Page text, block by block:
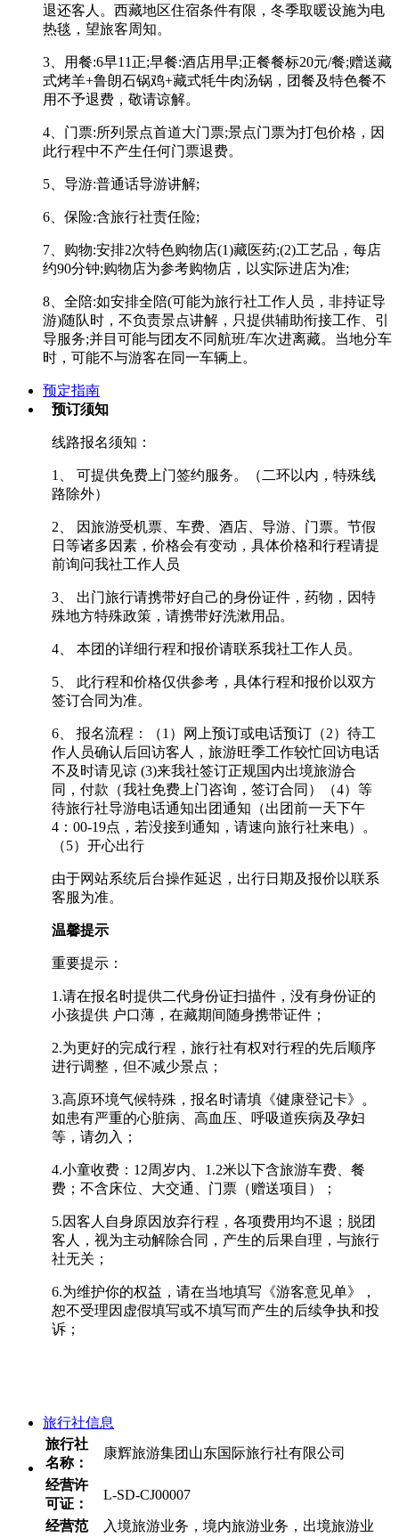
退还客人。西藏地区住宿条件有限，冬季取暖设施为电
热毯，望旅客周知。
3、用餐:6早11正;早餐:酒店用早;正餐餐标20元/餐;赠送藏
式烤羊+鲁朗石锅鸡+藏式牦牛肉汤锅，团餐及特色餐不
用不予退费，敬请谅解。
4、门票:所列景点首道大门票;景点门票为打包价格，因
此行程中不产生任何门票退费。
5、导游:普通话导游讲解;
6、保险:含旅行社责任险;
7、购物:安排2次特色购物店(1)藏医药;(2)工艺品，每店
约90分钟;购物店为参考购物店，以实际进店为准;
8、全陪:如安排全陪(可能为旅行社工作人员，非持证导
游)随队时，不负责景点讲解，只提供辅助衔接工作、引
导服务;并目可能与团友不同航班/车次进离藏。当地分车
时，可能不与游客在同一车辆上。
预定指南
预订须知
线路报名须知：
1、 可提供免费上门签约服务。（二环以内，特殊线
路除外）
2、 因旅游受机票、车费、酒店、导游、门票。节假
日等诸多因素，价格会有变动，具体价格和行程请提
前询问我社工作人员
3、 出门旅行请携带好自己的身份证件，药物，因特
殊地方特殊政策，请携带好洗漱用品。
4、 本团的详细行程和报价请联系我社工作人员。
5、 此行程和价格仅供参考，具体行程和报价以双方
签订合同为准。
6、 报名流程：（1）网上预订或电话预订（2）待工
作人员确认后回访客人，旅游旺季工作较忙回访电话
不及时请见谅 (3)来我社签订正规国内出境旅游合
同，付款（我社免费上门咨询，签订合同）（4）等
待旅行社导游电话通知出团通知（出团前一天下午
4：00-19点，若没接到通知，请速向旅行社来电）。
（5）开心出行
由于网站系统后台操作延迟，出行日期及报价以联系
客服为准。
温馨提示
重要提示：
1.请在报名时提供二代身份证扫描件，没有身份证的
小孩提供 户口薄，在藏期间随身携带证件；
2.为更好的完成行程，旅行社有权对行程的先后顺序
进行调整，但不减少景点；
3.高原环境气候特殊，报名时请填《健康登记卡》。
如患有严重的心脏病、高血压、呼吸道疾病及孕妇
等，请勿入；
4.小童收费：12周岁内、1.2米以下含旅游车费、餐
费；不含床位、大交通、门票（赠送项目）；
5.因客人自身原因放弃行程，各项费用均不退；脱团
客人，视为主动解除合同，产生的后果自理，与旅行
社无关；
6.为维护你的权益，请在当地填写《游客意见单》，
恕不受理因虚假填写或不填写而产生的后续争执和投
诉；
旅行社信息
旅行社
名称：
康辉旅游集团山东国际旅行社有限公司
经营许
可证：
L-SD-CJ00007
经营范
入境旅游业务，境内旅游业务，出境旅游业